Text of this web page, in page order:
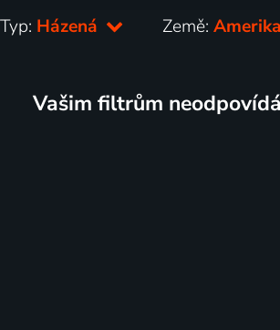
Typ: Házená Země:Amerika
Vašim filtrům